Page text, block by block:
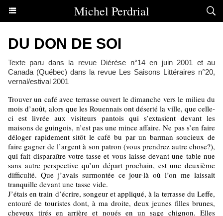
Michel Perdrial
DU DON DE SOI
Texte paru dans la revue Diérèse n°14 en juin 2001 et au
Canada (Québec) dans la revue Les Saisons Littéraires n°20,
vernal/estival 2001
Trouver un café avec terrasse ouvert le dimanche vers le milieu du
mois d’août, alors que les Rouennais ont déserté la ville, que celle-
ci est livrée aux visiteurs pantois qui s’extasient devant les
maisons de guingois, n’est pas une mince affaire. Ne pas s’en faire
déloger rapidement sitôt le café bu par un barman soucieux de
faire gagner de l’argent à son patron (vous prendrez autre chose?),
qui fait disparaître votre tasse et vous laisse devant une table nue
sans autre perspective qu’un départ prochain, est une deuxième
difficulté. Que j’avais surmontée ce jour-là où l’on me laissait
tranquille devant une tasse vide.
J’étais en train d’écrire, songeur et appliqué, à la terrasse du Leffe,
entouré de touristes dont, à ma droite, deux jeunes filles brunes,
cheveux tirés en arrière et noués en un sage chignon. Elles